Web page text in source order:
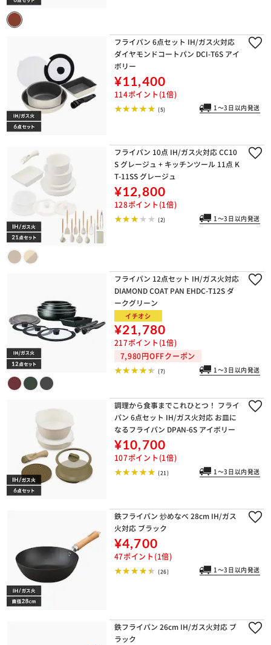
フライパン 6点セット IH/ガス火対応
ダイヤモンドコートパン DCI-T6S アイ
ボリー
¥11,400
114ポイント(1倍)
(5) 1～3日以内発送
フライパン 10点 IH/ガス火対応 CC10
S グレージュ + キッチンツール 11点 K
T-11SS グレージュ
¥12,800
128ポイント(1倍)
(2) 1～3日以内発送
フライパン 12点セット IH/ガス火対応
DIAMOND COAT PAN EHDC-T12S ダ
ークグリーン
イチオシ
¥21,780
217ポイント(1倍)
7,980円OFFクーポン
(7) 1～3日以内発送
調理から食事までこれひとつ！ フライ
パン 6点セット IH/ガス火対応 お皿に
なるフライパン DPAN-6S アイボリー
¥10,700
107ポイント(1倍)
(21) 1～3日以内発送
鉄フライパン 炒めなべ 28cm IH/ガス
火対応 ブラック
¥4,700
47ポイント(1倍)
(26) 1～3日以内発送
鉄フライパン 26cm IH/ガス火対応 ブ
ラック